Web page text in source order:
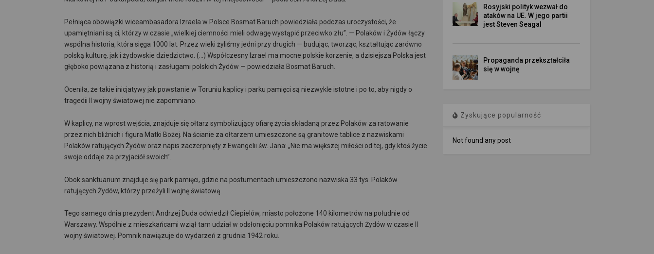
Pełniąca obowiązki wiceambasadora Izraela w Polsce Bosmat Baruch powiedziała podczas uroczystości, że
upamiętniani są ci, którzy w czasie „wielkiej ciemności mieli odwagę wystąpić przeciwko złu”. — Polaków i Żydów łączy
wspólna historia, która sięga 1000 lat. Przez wieki żyliśmy jedni przy drugich — budując, tworząc, kształtując zarówno
polską kulturę, jak i żydowskie dziedzictwo. (…) Współczesny Izrael ma mocne polskie korzenie, a dzisiejsza Polska jest
głęboko powiązana z historią i zasługami polskich Żydów — powiedziała Bosmat Baruch.
Oceniła, że takie inicjatywy jak powstanie w Toruniu kaplicy i parku pamięci są niezwykle istotne i po to, aby nigdy o
tragedii II wojny światowej nie zapomniano.
W kaplicy, na wprost wejścia, znajduje się ołtarz symbolizujący ofiarę życia składaną przez Polaków za ratowanie
przez nich bliźnich i figura Matki Bożej. Na ścianie za ołtarzem umieszczone są granitowe tablice z nazwiskami
Polaków ratujących Żydów oraz napis zaczerpnięty z Ewangelii św. Jana: „Nie ma większej miłości od tej, gdy ktoś życie
swoje oddaje za przyjaciół swoich”.
Obok sanktuarium znajduje się park pamięci, gdzie na postumentach umieszczono nazwiska 33 tys. Polaków
ratujących Żydów, którzy przeżyli II wojnę światową.
Tego samego dnia prezydent Andrzej Duda odwiedził Ciepielów, miasto położone 140 kilometrów na południe od
Warszawy. Wspólnie z mieszkańcami wziął tam udział w odsłonięciu pomnika Polaków ratujących Żydów w czasie II
wojny światowej. Pomnik nawiązuje do wydarzeń z grudnia 1942 roku.
Rosyjski polityk wezwał do
ataków na UE. W jego partii
jest Steven Seagal
Propaganda przekształciła
się w wojnę
Zyskujące popularność
Not found any post